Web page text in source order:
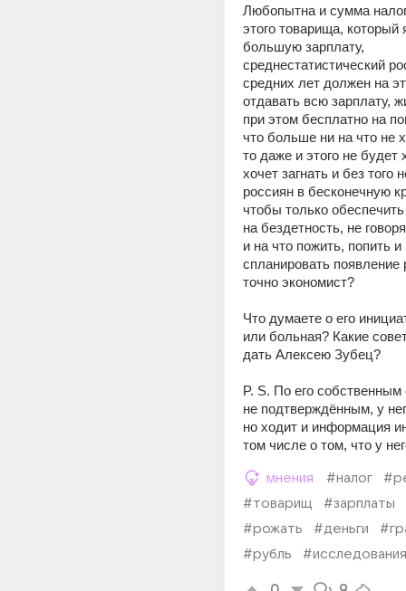
Любопытна и сумма
этого товарища, который
большую зарплату,
среднестатистический
средних лет должен на
отдавать всю зарплату,
при этом бесплатно на
что больше ни на что не
то даже и этого не будет
хочет загнать и без того
россиян в бесконечную
чтобы только
на бездетность, не
и на что пожить, попить и
спланировать появление
точно экономист?
Что думаете о его
или больная? Какие
дать Алексею Зубец?
P. S. По его
не подтверждённым, у
но ходит и информация
том числе о том, что у
мнения #налог
#товарищ
#зарплаты
#рожать
#деньги
#рубль
#исследования